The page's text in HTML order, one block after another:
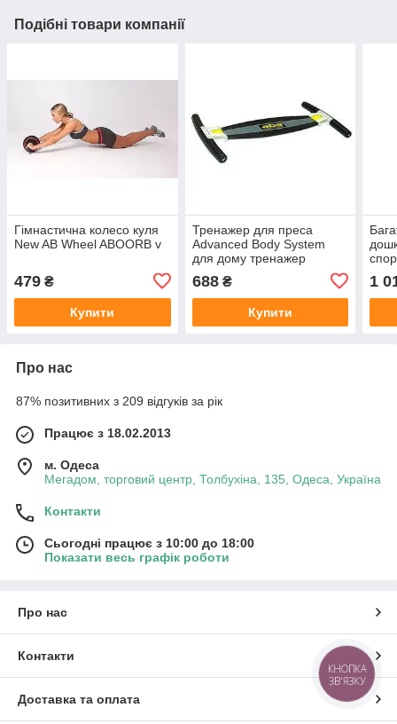
Подібні товари компанії
Гімнастична колесо куля
New AB Wheel ABOORB v
479 ₴
Купити
Тренажер для преса
Advanced Body System
для дому тренажер
688₴
Купити
1
Про нас
87% позитивних з 209 відгуків за рік
Працює з 18.02.2013
м. Одеса
Мегадом, торговий центр, Толбухіна, 135, Одеса, Україна
Контакти
Сьогодні працює з 10:00 до 18:00
Показати весь графік роботи
Про нас
Контакти
Доставка та оплата
КНОПКА
ЗВ'ЯЗКУ